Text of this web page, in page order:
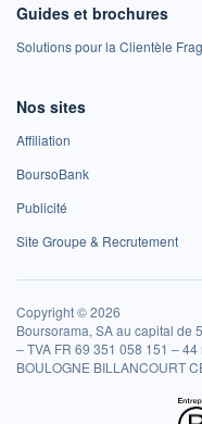
Guides et brochures
Solutions pour la Clientèle
Nos sites
Affiliation
BoursoBank
Publicité
Site Groupe & Recrutement
Copyright © 2026
Boursorama, SA au capital de
– TVA FR 69 351 058 151 –
BOULOGNE BILLANCOURT